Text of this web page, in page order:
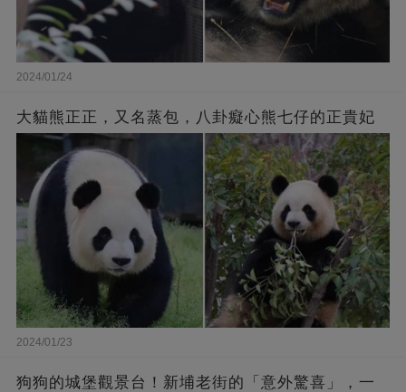
2024/01/24
大貓熊正正，又名蒸包，八卦癡心熊七仔的正貴妃
2024/01/23
狗狗的城堡觀景台！新埔老街的「意外驚喜」，一